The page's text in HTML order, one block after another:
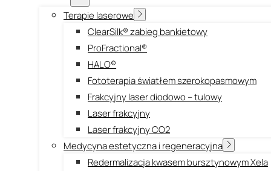
Terapie laserowe
ClearSilk® zabieg bankietowy
ProFractional®
HALO®
Fototerapia światłem szerokopasmowym
Frakcyjny laser diodowo – tulowy
Laser frakcyjny
Laser frakcyjny CO2
Medycyna estetyczna i regeneracyjna
Redermalizacja kwasem bursztynowym Xela